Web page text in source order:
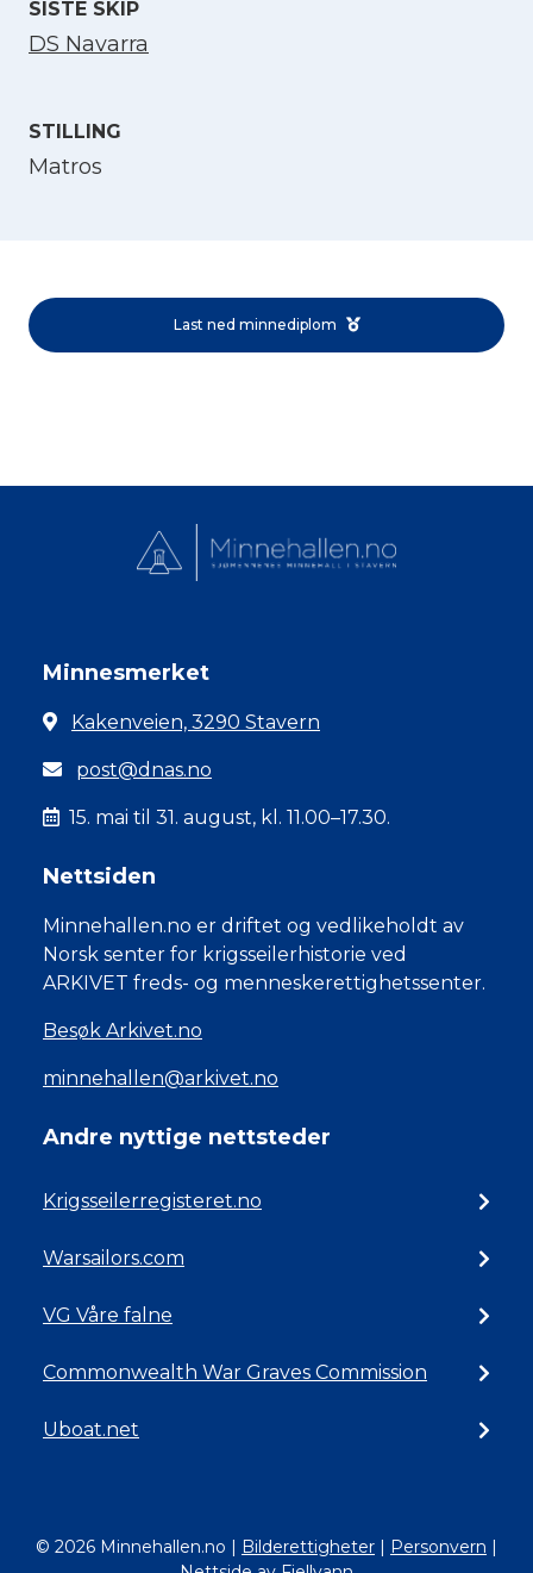
SISTE SKIP
DS Navarra
STILLING
Matros
Last ned minnediplom
Minnesmerket
Kakenveien, 3290 Stavern
post@dnas.no
15. mai til 31. august, kl. 11.00–17.30.
Nettsiden
Minnehallen.no er driftet og vedlikeholdt av
Norsk senter for krigsseilerhistorie ved
ARKIVET freds- og menneskerettighetssenter.
Besøk Arkivet.no
minnehallen@arkivet.no
Andre nyttige nettsteder
Krigsseilerregisteret.no
Warsailors.com
VG Våre falne
Commonwealth War Graves Commission
Uboat.net
© 2026 Minnehallen.no | Bilderettigheter | Personvern |
Norsk bokmål